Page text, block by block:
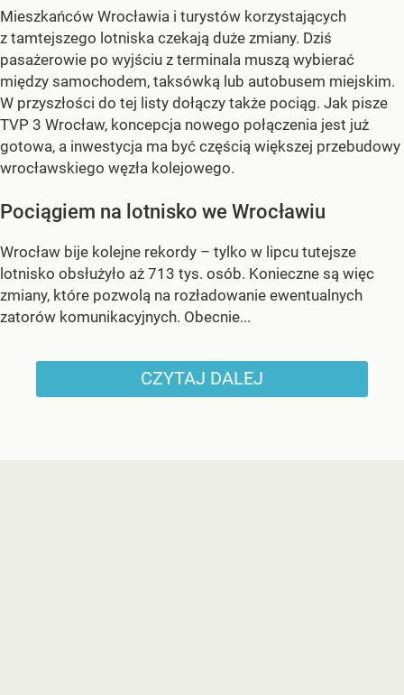
Mieszkańców Wrocławia i turystów korzystających
z tamtejszego lotniska czekają duże zmiany. Dziś
pasażerowie po wyjściu z terminala muszą wybierać
między samochodem, taksówką lub autobusem miejskim.
W przyszłości do tej listy dołączy także pociąg. Jak pisze
TVP 3 Wrocław, koncepcja nowego połączenia jest już
gotowa, a inwestycja ma być częścią większej przebudowy
wrocławskiego węzła kolejowego.
Pociągiem na lotnisko we Wrocławiu
Wrocław bije kolejne rekordy – tylko w lipcu tutejsze
lotnisko obsłużyło aż 713 tys. osób. Konieczne są więc
zmiany, które pozwolą na rozładowanie ewentualnych
zatorów komunikacyjnych. Obecnie...
CZYTAJ DALEJ